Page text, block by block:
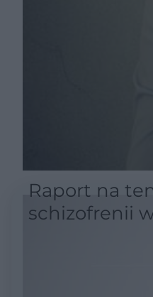
Raport na
schizofrenii